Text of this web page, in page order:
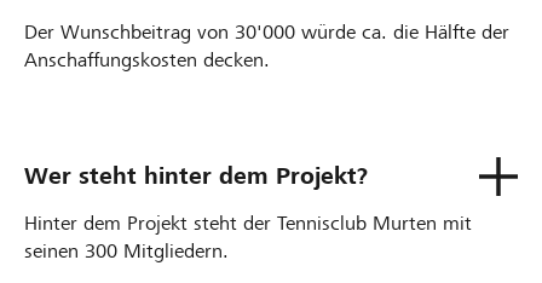
Der Wunschbeitrag von 30'000 würde ca. die Hälfte der
Anschaffungskosten decken.
Wer steht hinter dem Projekt?
Hinter dem Projekt steht der Tennisclub Murten mit
seinen 300 Mitgliedern.